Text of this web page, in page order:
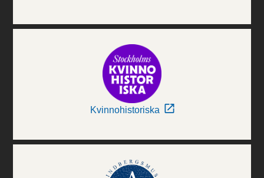
Kvinnohistoriska